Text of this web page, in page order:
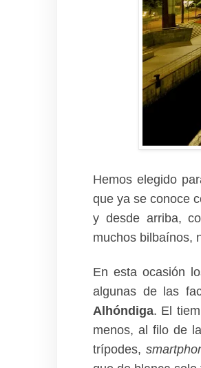
Hemos elegido
que ya se conoce
y desde arriba,
muchos bilbaínos,
En esta ocasión
algunas de las
Alhóndiga. El
menos, al filo de
trípodes,